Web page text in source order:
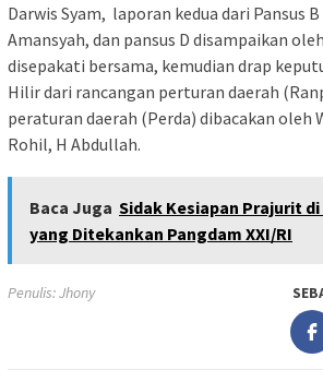
Darwis Syam, laporan kedua dari Pansus
Amansyah, dan pansus D disampaikan
disepakati bersama, kemudian drap
Hilir dari rancangan perturan daerah
peraturan daerah (Perda) dibacakan oleh
Rohil, H Abdullah.
Baca Juga Sidak Kesiapan Prajurit
yang Ditekankan Pangdam XXI/RI
Penulis: Jhony